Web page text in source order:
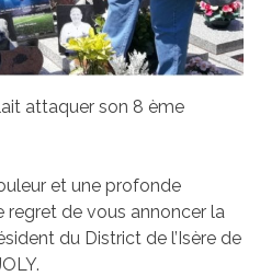
attaquer son 8 ème
et une profonde
regret de vous annoncer la
du District de l’Isère de